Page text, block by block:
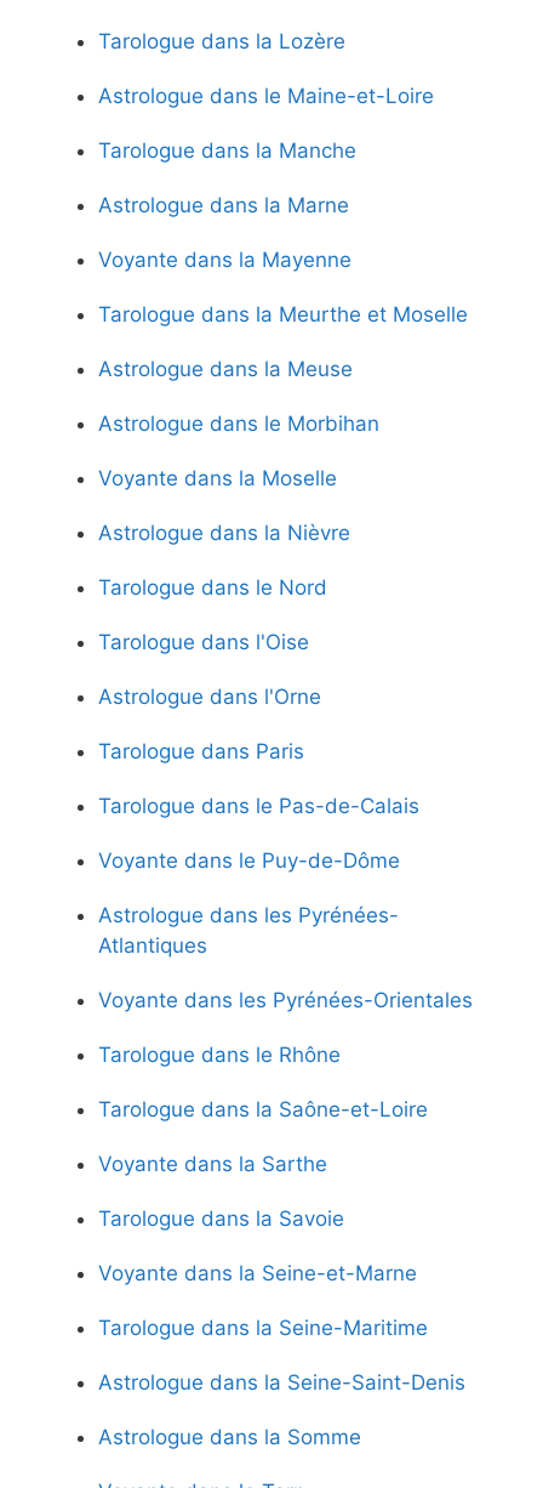
Tarologue dans la Lozère
Astrologue dans le Maine-et-Loire
Tarologue dans la Manche
Astrologue dans la Marne
Voyante dans la Mayenne
Tarologue dans la Meurthe et Moselle
Astrologue dans la Meuse
Astrologue dans le Morbihan
Voyante dans la Moselle
Astrologue dans la Nièvre
Tarologue dans le Nord
Tarologue dans l'Oise
Astrologue dans l'Orne
Tarologue dans Paris
Tarologue dans le Pas-de-Calais
Voyante dans le Puy-de-Dôme
Astrologue dans les Pyrénées-
Atlantiques
Voyante dans les Pyrénées-Orientales
Tarologue dans le Rhône
Tarologue dans la Saône-et-Loire
Voyante dans la Sarthe
Tarologue dans la Savoie
Voyante dans la Seine-et-Marne
Tarologue dans la Seine-Maritime
Astrologue dans la Seine-Saint-Denis
Astrologue dans la Somme